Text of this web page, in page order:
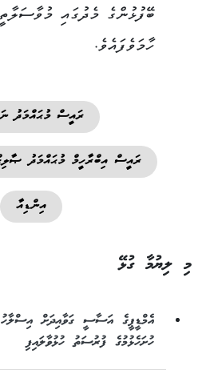
ބޭފުޅުންގެ މެދުގައި
ހާމަވެފައެވެ.
ރައީސް މުޙައްމަދު
ރައީސް އިބްރާހީމް މުޙައްމަދު
އިންޑިއާ
މި ލިޔުމާ ގުޅޭ
އެމްޑީޕީގެ އަސާސީ ގަވާއިދަށް އިސްލާހު
ހުށަހެޅުމުގެ ފުރުސަތު ހުޅުވާލައިފި